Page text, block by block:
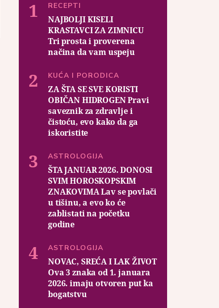
RECEPTI
NAJBOLJI KISELI
KRASTAVCI ZA ZIMNICU
Tri prosta i proverena
načina da vam uspeju
KUĆA I PORODICA
ZA ŠTA SE SVE KORISTI
OBIČAN HIDROGEN Pravi
saveznik za zdravlje i
čistoću, evo kako da ga
iskoristite
ASTROLOGIJA
ŠTA JANUAR 2026. DONOSI
SVIM HOROSKOPSKIM
ZNAKOVIMA Lav se povlači
u tišinu, a evo ko će
zablistati na početku
godine
ASTROLOGIJA
NOVAC, SREĆA I LAK ŽIVOT
Ova 3 znaka od 1. januara
2026. imaju otvoren put ka
bogatstvu